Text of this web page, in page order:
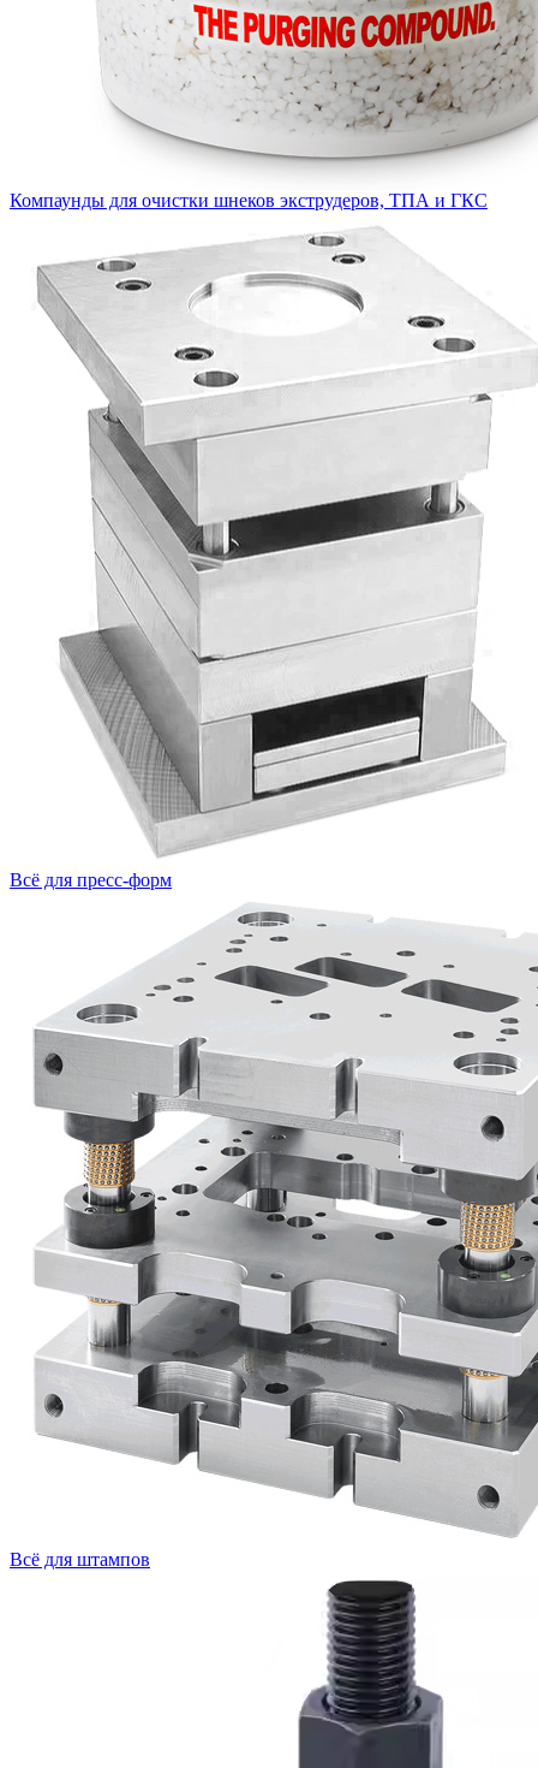
Компаунды для очистки шнеков экструдеров, ТПА и ГКС
Всё для пресс-форм
Всё для штампов